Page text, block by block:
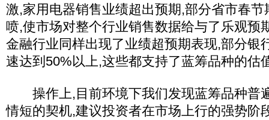
激,家用电器销售业绩超出预期,部分省市春
喷,使市场对整个行业销售数据给与了乐观预
金融行业同样出现了业绩超预期表现,部分银
速达到50%以上,这些都支持了蓝筹品种的估
操作上,目前环境下我们发现蓝筹品种普
情短的契机,建议投资者在市场上行的强势阶